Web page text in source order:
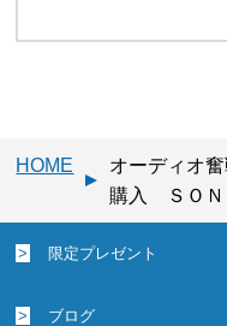
HOME
オーディオ
購入 ＳＯＮ
限定プレゼント
ブログ